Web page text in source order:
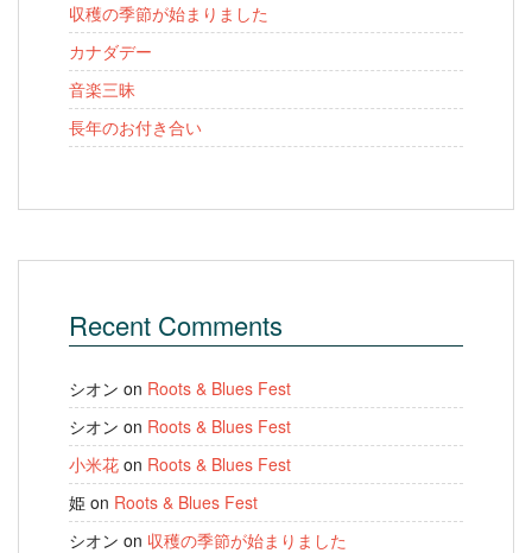
収穫の季節が始まりました
カナダデー
音楽三昧
長年のお付き合い
Recent Comments
シオン on Roots & Blues Fest
シオン on Roots & Blues Fest
小米花 on Roots & Blues Fest
姫 on Roots & Blues Fest
シオン on 収穫の季節が始まりました